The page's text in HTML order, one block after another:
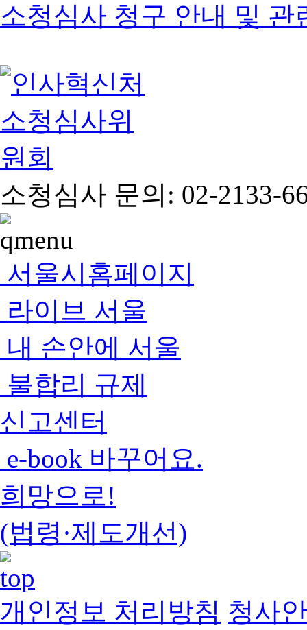
소청심사 청구 안내 및 관
소청심사 문의: 02-2133-
서울시홈페이지
라이브 서울
내 손안에 서울
불합리 규제
신고센터
e-book 바꾸어요.
희망으로!
(법령·제도개선)
개인정보 처리방침 청사